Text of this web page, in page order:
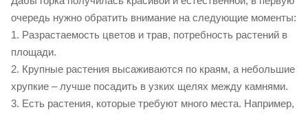
очередь нужно обратить внимание на следующие моменты:
1. Разрастаемость цветов и трав, потребность растений в
площади.
2. Крупные растения высаживаются по краям, а небольшие
хрупкие – лучше посадить в узких щелях между камнями.
3. Есть растения, которые требуют много места. Например,